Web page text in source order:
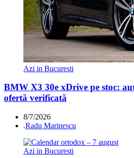
Azi in Bucuresti
BMW X3 30e xDrive pe stoc:
ofertă verificată
8/7/2026
.Radu Marinescu
Azi in Bucuresti